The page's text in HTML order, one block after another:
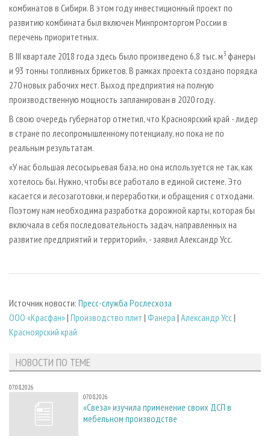
БИОЭНЕРГЕТИКА
ЦБП
RUSSIAN FORESTRY REVIEW
ГАЗЕТА ЛЕСПРОМФОРУМ
БИБЛИОТЕКА СПЕЦИАЛИСТА
комбинатов в Сибири. В этом году инвестиционный проект по
развитию комбината был включен Минпромторгом России в
перечень приоритетных.
В III квартале 2018 года здесь было произведено 6,8 тыс. м3 фанеры
и 93 тонны топливных брикетов. В рамках проекта создано порядка
270 новых рабочих мест. Выход предприятия на полную
производственную мощность запланирован в 2020 году.
В свою очередь губернатор отметил, что Красноярский край - лидер
в стране по лесопромышленному потенциалу, но пока не по
реальным результатам.
«У нас большая лесосырьевая база, но она используется не так, как
хотелось бы. Нужно, чтобы все работало в единой системе. Это
касается и лесозаготовки, и переработки, и обращения с отходами.
Поэтому нам необходима разработка дорожной карты, которая бы
включала в себя последовательность задач, направленных на
развитие предприятий и территорий», - заявил Александр Усс.
Источник новости: Пресс-служба Рослесхоза
ООО «Красфан»| Производство плит | Фанера | Александр Усс|
Красноярский край
НОВОСТИ ПО ТЕМЕ
07.08.2026
07.08.2026
«Свеза» изучила применение своих ДСП в
мебельном производстве